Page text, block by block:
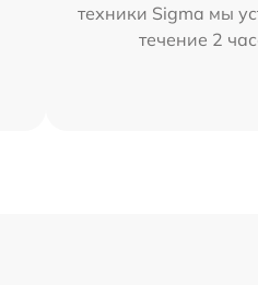
техники Sigma мы
течение 2